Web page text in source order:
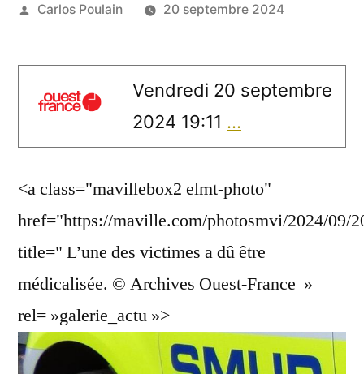
Publié
Carlos Poulain 20 septembre 2024
Vendredi 20 septembre
2024 19:11 …
<a class="mavillebox2 elmt-photo"
href="https://maville.com/photosmvi/2024/09/
title=" L’une des victimes a dû être
médicalisée. © Archives Ouest-France »
rel= »galerie_actu »>